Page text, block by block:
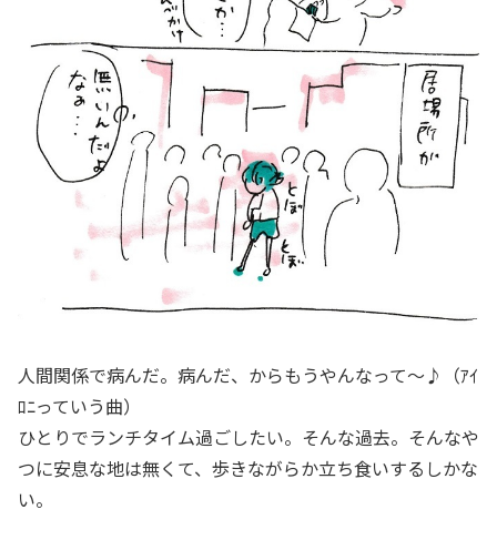
人間関係で病んだ。病んだ、からもうやんなって～♪（ｱｲ
ﾛﾆっていう曲）
ひとりでランチタイム過ごしたい。そんな過去。そんなや
つに安息な地は無くて、歩きながらか立ち食いするしかな
い。